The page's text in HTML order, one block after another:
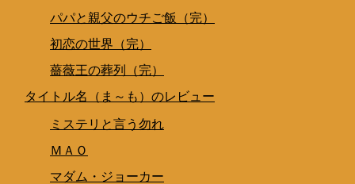
パパと親父のウチご飯（完）
初恋の世界（完）
薔薇王の葬列（完）
タイトル名（ま～も）のレビュー
ミステリと言う勿れ
ＭＡＯ
マダム・ジョーカー